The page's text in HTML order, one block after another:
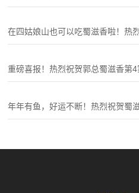
在四姑娘山也可以吃蜀滋香啦！热
重磅喜报！热烈祝贺郭总蜀滋香第4
年年有鱼，好运不断！热烈祝贺蜀